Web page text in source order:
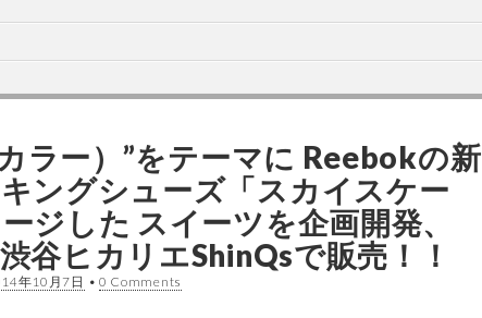
ラー）”をテーマに Reebokの新
ングシューズ「スカイスケー
ジした スイーツを企画開発、
谷ヒカリエShinQsで販売！！
年10月7日 • 0 Comments